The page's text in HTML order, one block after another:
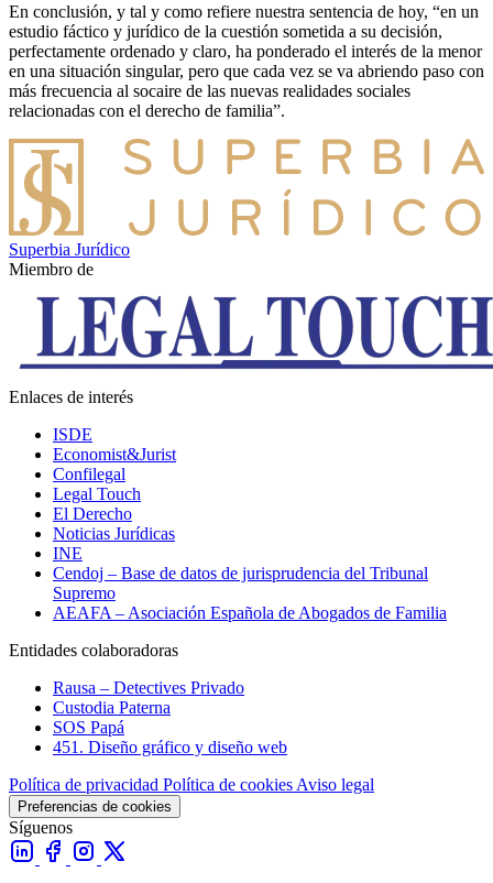
En conclusión, y tal y como refiere nuestra sentencia de hoy, “en un
estudio fáctico y jurídico de la cuestión sometida a su decisión,
perfectamente ordenado y claro, ha ponderado el interés de la menor
en una situación singular, pero que cada vez se va abriendo paso con
más frecuencia al socaire de las nuevas realidades sociales
relacionadas con el derecho de familia”.
Superbia Jurídico
Miembro de
Enlaces de interés
ISDE
Economist&Jurist
Confilegal
Legal Touch
El Derecho
Noticias Jurídicas
INE
Cendoj – Base de datos de jurisprudencia del Tribunal
Supremo
AEAFA – Asociación Española de Abogados de Familia
Entidades colaboradoras
Rausa – Detectives Privado
Custodia Paterna
SOS Papá
451. Diseño gráfico y diseño web
Política de privacidad Política de cookies Aviso legal
Preferencias de cookies
Síguenos